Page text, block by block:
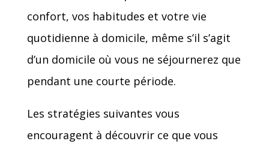
confort, vos habitudes et votre vie
quotidienne à domicile, même s’il s’agit
d’un domicile où vous ne séjournerez que
pendant une courte période.
Les stratégies suivantes vous
encouragent à découvrir ce que vous